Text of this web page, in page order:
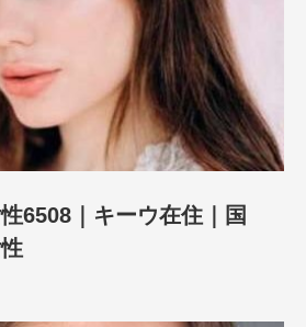
6508｜キーウ在住｜国